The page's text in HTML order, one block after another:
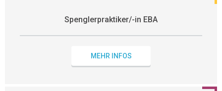
Spenglerpraktiker/-in EBA
MEHR INFOS